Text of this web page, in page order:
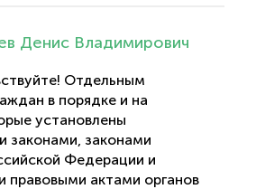
Денис Владимирович
Отдельным
в порядке и на
установлены
законами, законами
Федерации и
правовыми актами органов